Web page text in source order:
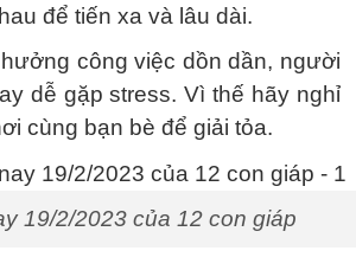
để tiến xa và lâu dài.
công việc dồn dần, người
dễ gặp stress. Vì thế hãy nghỉ
cùng bạn bè để giải tỏa.
19/2/2023 của 12 con giáp